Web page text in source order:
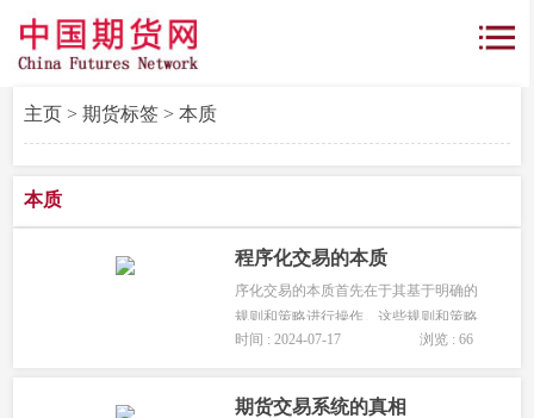
主页> 期货标签> 本质
本质
程序化交易的本质
序化交易的本质首先在于其基于明确的
规则和策略进行操作。这些规则和策略
并非随意制定，而是经过深入的市场研
时间 : 2024-07-17 浏览 : 66
期货交易系统的真相